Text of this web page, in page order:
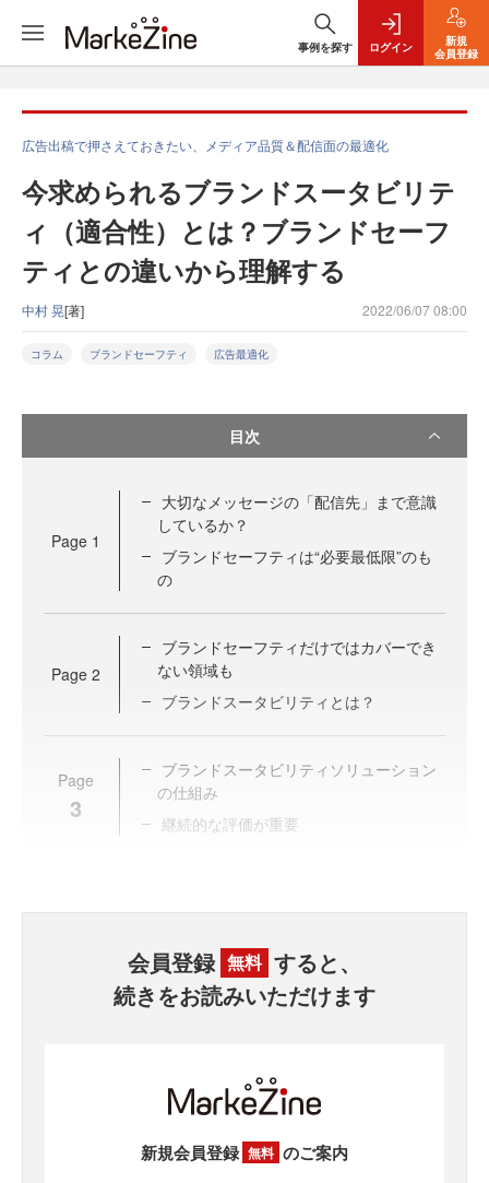
事例を探す ログイン
新規
会員登録
広告出稿で押さえておきたい、メディア品質＆配信面の最適化
今求められるブランドスータビリテ
ィ（適合性）とは？ブランドセーフ
ティとの違いから理解する
中村 晃[著] 2022/06/07 08:00
コラム ブランドセーフティ 広告最適化
目次
Page 1
大切なメッセージの「配信先」まで意識
しているか？
ブランドセーフティは“必要最低限”のも
の
Page 2
ブランドセーフティだけではカバーでき
ない領域も
ブランドスータビリティとは？
Page
3
ブランドスータビリティソリューション
の仕組み
継続的な評価が重要
会員登録 無料 すると、
続きをお読みいただけます
新規会員登録 無料 のご案内